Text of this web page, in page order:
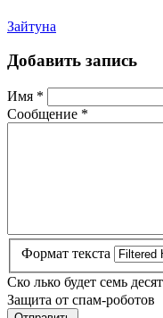
Зайтуна
Добавить запись
Имя *
Сообщение *
Формат текста
Ско лько будет семь
Защита от спам-роботов